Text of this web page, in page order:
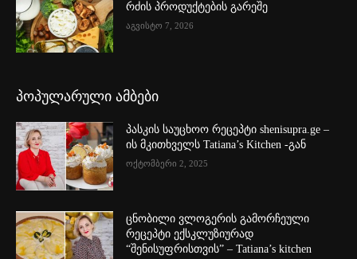
რძის პროდუქტების გარეშე
აგვისტო 7, 2026
პოპულარული ამბები
პასკის საუცხოო რეცეპტი shenisupra.ge –
ის მკითხველს Tatiana’s Kitchen -გან
ოქტომბერი 2, 2025
ცნობილი ვლოგერის გამორჩეული
რეცეპტი ექსკლუზიურად
“შენისუფრისთვის” – Tatiana’s kitchen